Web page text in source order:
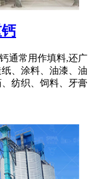
通常用作填料,还广
、涂料、油漆、油
纺织、饲料、牙膏